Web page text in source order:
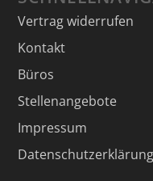
Vertrag widerrufen
Kontakt
Büros
Stellenangebote
Impressum
Datenschutzerklärung